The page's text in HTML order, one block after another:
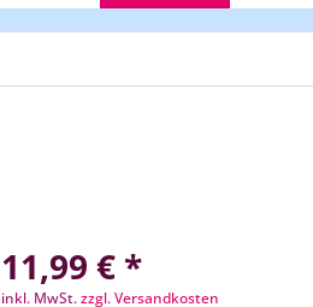
11,99 € *
inkl. MwSt.zzgl. Versandkosten